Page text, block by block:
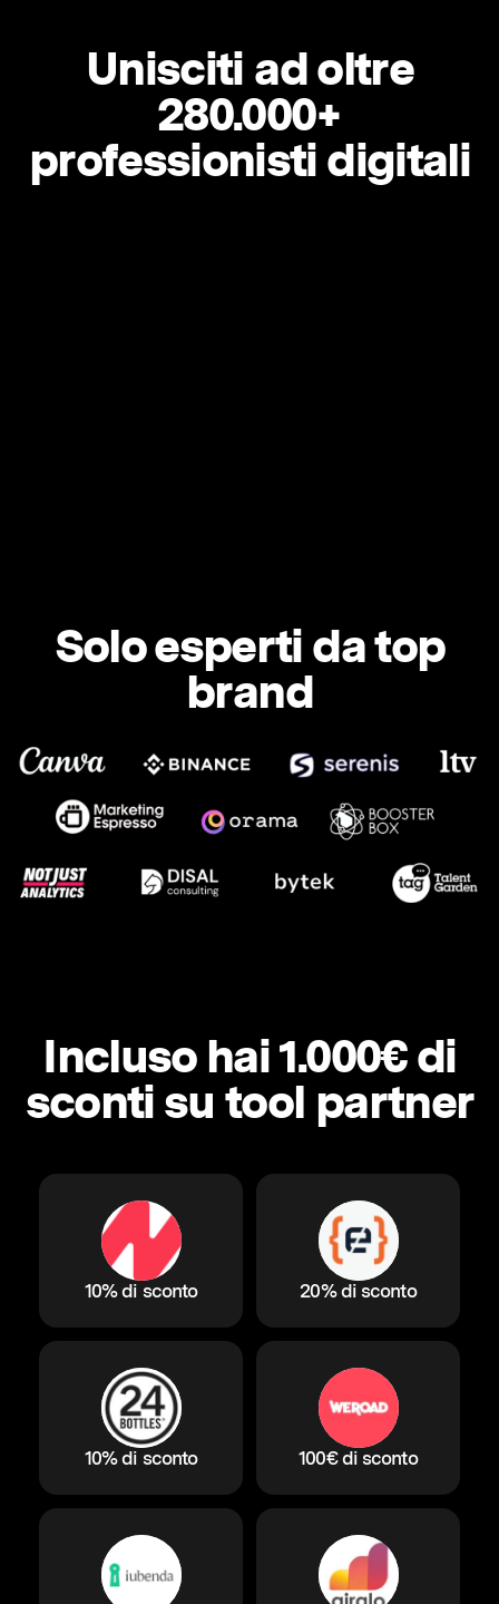
Unisciti ad oltre
280.000+
professionisti digitali
Solo esperti da top
brand
Incluso hai 1.000€ di
sconti su tool partner
10% di sconto 20% di sconto
10% di sconto 100€ di sconto